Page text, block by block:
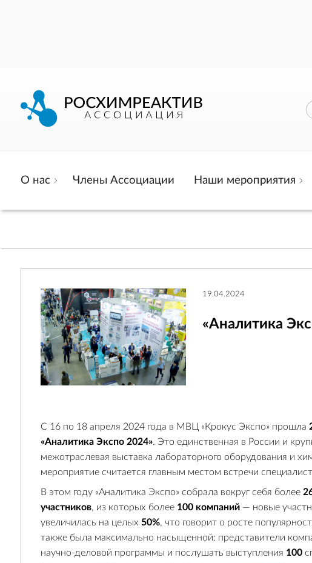
О нас Члены Ассоциации Наши мероприятия
19.04.2024
«Аналитика
С 16 по 18 апреля 2024 года в МВЦ «Крокус Экспо» прошла
«Аналитика Экспо 2024». Это единственная в России и
межотраслевая выставка лабораторного оборудования и
мероприятие считается главным местом встречи
В этом году «Аналитика Экспо» собрала вокруг себя более
участников, из которых более 100 компаний — новые
увеличилась на целых 50%, что говорит о росте
также была максимально насыщенной: представители
научно-деловой программы и послушать выступления 100